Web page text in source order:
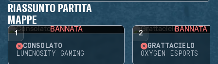
RIASSUNTO PARTITA
MAPPE
1 BANNATA
CONSOLATO
LUMINOSITY GAMING
2 BANNATA
GRATTACIELO
OXYGEN ESPORTS